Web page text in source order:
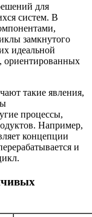
для
систем. В
замкнутого
идеальной
ориентированных
такие явления,
процессы,
Например,
концепции
и